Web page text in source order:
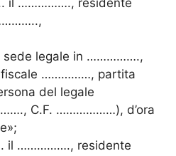
legale in …………….,
……………, partita
del legale
C.F. ………………), d’ora
il ……………., residente